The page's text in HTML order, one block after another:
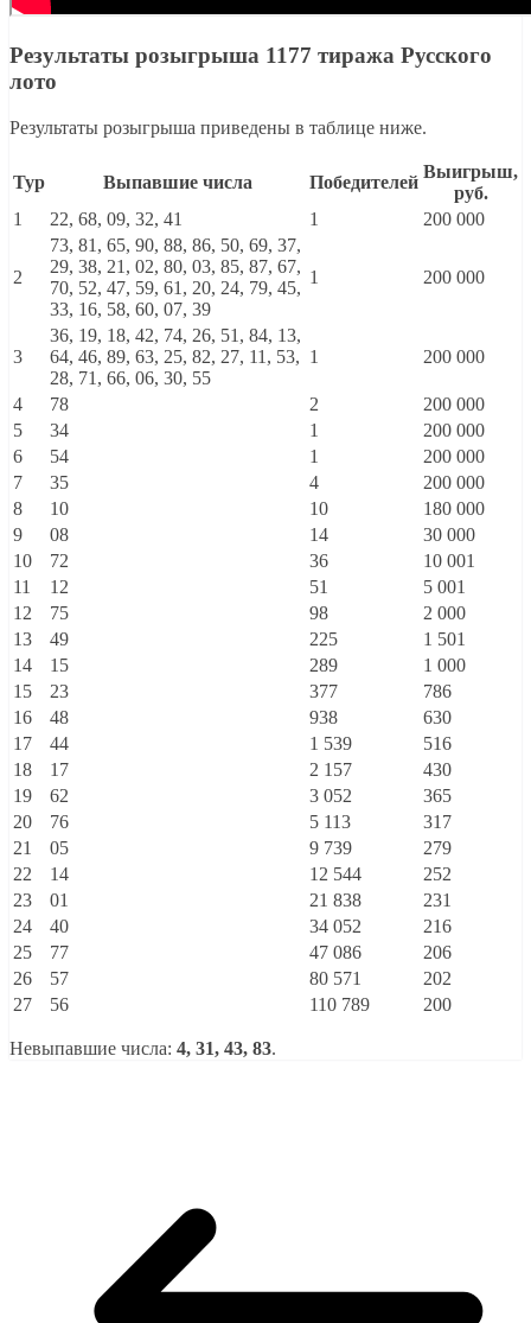
Результаты розыгрыша 1177 тиража Русского
лото
Результаты розыгрыша приведены в таблице ниже.
Тур Выпавшие числа Победителей
Выигрыш,
руб.
1
22, 68, 09, 32, 41 1 200 000
2
73, 81, 65, 90, 88, 86, 50, 69, 37,
29, 38, 21, 02, 80, 03, 85, 87, 67,
70, 52, 47, 59, 61, 20, 24, 79, 45,
33, 16, 58, 60, 07, 39
1 200 000
3
36, 19, 18, 42, 74, 26, 51, 84, 13,
64, 46, 89, 63, 25, 82, 27, 11, 53,
28, 71, 66, 06, 30, 55
1 200 000
4 78 2
200 000
5
34 1
200 000
6
54 1
200 000
7
35 4
200 000
8
10 10
180 000
9
08 14
30 000
10
72 36
10 001
11
12 51
5 001
12
75 98
2 000
13
49 225
1 501
14
15 289
1 000
15
23 377
786
16
48 938
630
17
44 1 539
516
18
17 2 157
430
19
62 3 052
365
20
76 5 113
317
21
05 9 739
279
22
14 12 544
252
23
01 21 838
231
24
40 34 052
216
25
77 47 086
206
26
57 80 571
202
27
56 110 789 200
Невыпавшие числа: 4, 31, 43, 83.